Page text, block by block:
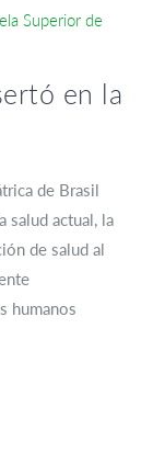
Superior de
en la
de Brasil
salud actual, la
de salud al
humanos